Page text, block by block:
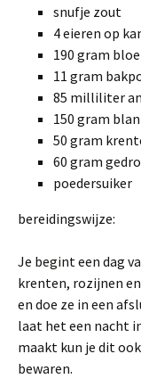
snufje zout
4 eieren op
190 gram
11 gram
85 milliliter
150 gram
50 gram
60 gram
poedersuiker
bereidingswijze:
Je begint een dag
krenten, rozijnen
en doe ze in een
laat het een nacht
maakt kun je dit
bewaren.